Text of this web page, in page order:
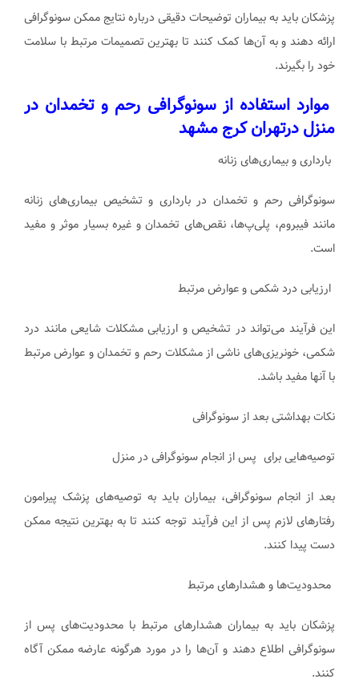
پزشکان باید به بیماران توضیحات دقیقی درباره نتایج ممکن سونوگرافی
ارائه دهند و به آن‌ها کمک کنند تا بهترین تصمیمات مرتبط با سلامت
خود را بگیرند.
موارد استفاده از سونوگرافی رحم و تخمدان در
منزل درتهران کرج مشهد
بارداری و بیماری‌های زنانه
سونوگرافی رحم و تخمدان در بارداری و تشخیص بیماری‌های زنانه
مانند فیبروم، پلی‌پ‌ها، نقص‌های تخمدان و غیره بسیار موثر و مفید
است.
ارزیابی درد شکمی و عوارض مرتبط
این فرآیند می‌تواند در تشخیص و ارزیابی مشکلات شایعی مانند درد
شکمی، خونریزی‌های ناشی از مشکلات رحم و تخمدان و عوارض مرتبط
با آنها مفید باشد.
نکات بهداشتی بعد از سونوگرافی
توصیه‌هایی برای پس از انجام سونوگرافی در منزل
بعد از انجام سونوگرافی، بیماران باید به توصیه‌های پزشک پیرامون
رفتارهای لازم پس از این فرآیند توجه کنند تا به بهترین نتیجه ممکن
دست پیدا کنند.
محدودیت‌ها و هشدارهای مرتبط
پزشکان باید به بیماران هشدارهای مرتبط با محدودیت‌های پس از
سونوگرافی اطلاع دهند و آن‌ها را در مورد هرگونه عارضه ممکن آگاه
کنند.